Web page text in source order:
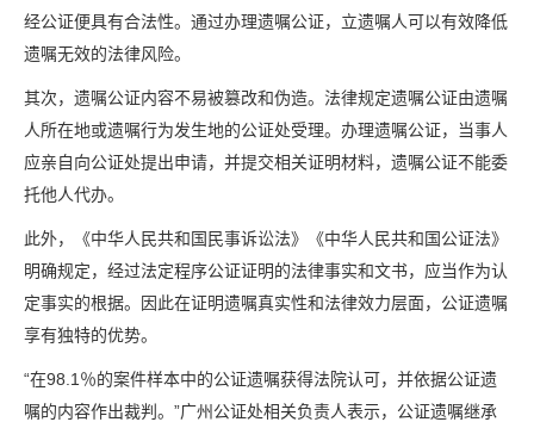
经公证便具有合法性。通过办理遗嘱公证，立遗嘱人可以有效降低
遗嘱无效的法律风险。
其次，遗嘱公证内容不易被篡改和伪造。法律规定遗嘱公证由遗嘱
人所在地或遗嘱行为发生地的公证处受理。办理遗嘱公证，当事人
应亲自向公证处提出申请，并提交相关证明材料，遗嘱公证不能委
托他人代办。
此外，《中华人民共和国民事诉讼法》《中华人民共和国公证法》
明确规定，经过法定程序公证证明的法律事实和文书，应当作为认
定事实的根据。因此在证明遗嘱真实性和法律效力层面，公证遗嘱
享有独特的优势。
“在98.1％的案件样本中的公证遗嘱获得法院认可，并依据公证遗
嘱的内容作出裁判。”广州公证处相关负责人表示，公证遗嘱继承